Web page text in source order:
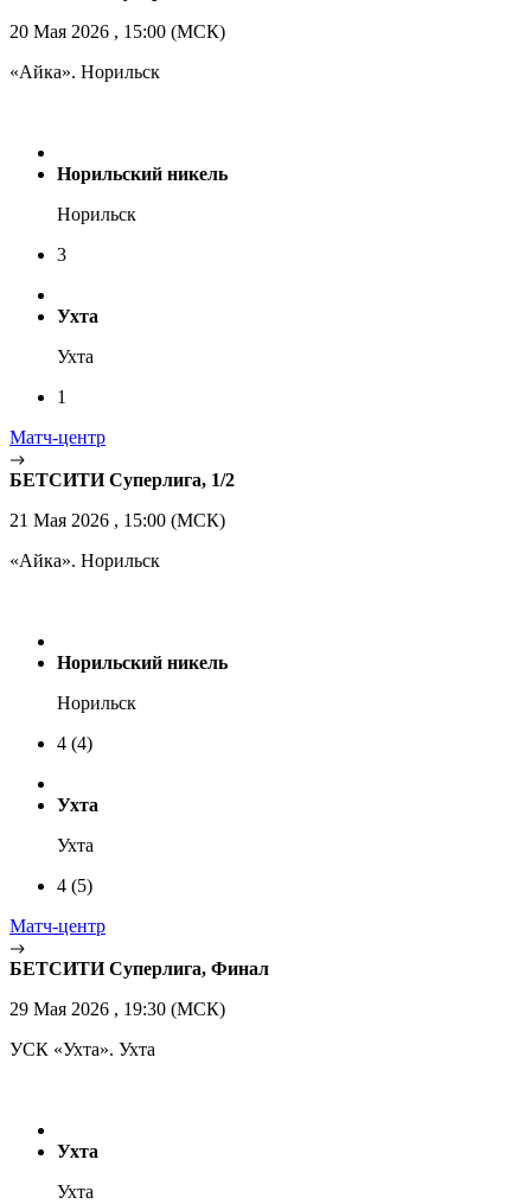
20 Мая 2026 , 15:00 (МСК)
«Айка». Норильск
Норильский никель
Норильск
3
Ухта
Ухта
1
Матч-центр
БЕТСИТИ Суперлига, 1/2
21 Мая 2026 , 15:00 (МСК)
«Айка». Норильск
Норильский никель
Норильск
4 (4)
Ухта
Ухта
4 (5)
Матч-центр
БЕТСИТИ Суперлига, Финал
29 Мая 2026 , 19:30 (МСК)
УСК «Ухта». Ухта
Ухта
Ухта